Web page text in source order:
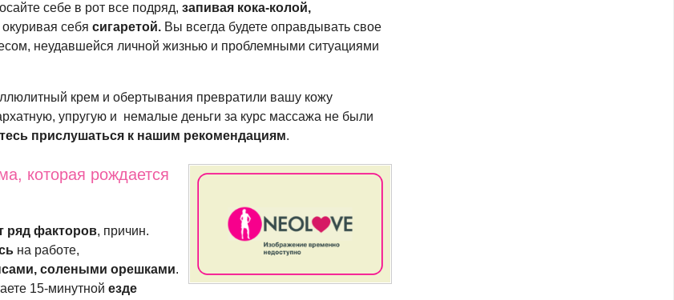
себе в рот все подряд,запивая кока-колой,
окуривая себясигаретой. Вы всегда будете оправдывать свое
неудавшейся личной жизнью и проблемными ситуациями
крем и обертывания превратили вашу кожу
упругую и немалые деньги за курс массажа не были
прислушаться к нашим рекомендациям.
которая рождается
ряд факторов, причин.
на работе,
солеными орешками.
15-минутной езде